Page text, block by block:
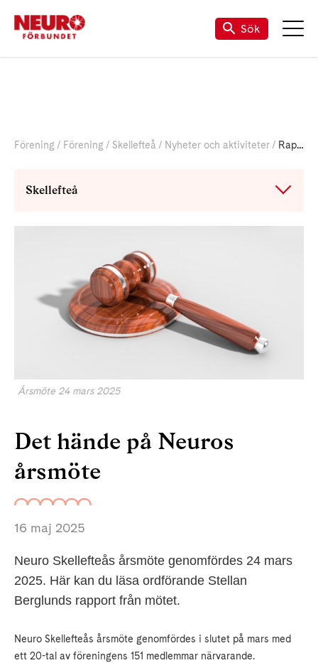
Sök
Förening Förening Skellefteå Nyheter och aktiviteter Rapport från årsmötet 2025
Skellefteå
Årsmöte 24 mars 2025
Det hände på Neuros
årsmöte
16 maj 2025
Neuro Skellefteås årsmöte genomfördes 24 mars
2025. Här kan du läsa ordförande Stellan
Berglunds rapport från mötet.
Neuro Skellefteås årsmöte genomfördes i slutet på mars med
ett 20-tal av föreningens 151 medlemmar närvarande.